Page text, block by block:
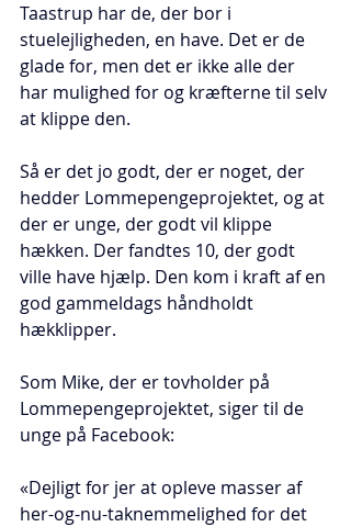
Taastrup har de, der bor i
stuelejligheden, en have. Det er de
glade for, men det er ikke alle der
har mulighed for og kræfterne til selv
at klippe den.
Så er det jo godt, der er noget, der
hedder Lommepengeprojektet, og at
der er unge, der godt vil klippe
hækken. Der fandtes 10, der godt
ville have hjælp. Den kom i kraft af en
god gammeldags håndholdt
hækklipper.
Som Mike, der er tovholder på
Lommepengeprojektet, siger til de
unge på Facebook:
«Dejligt for jer at opleve masser af
her-og-nu-taknemmelighed for det